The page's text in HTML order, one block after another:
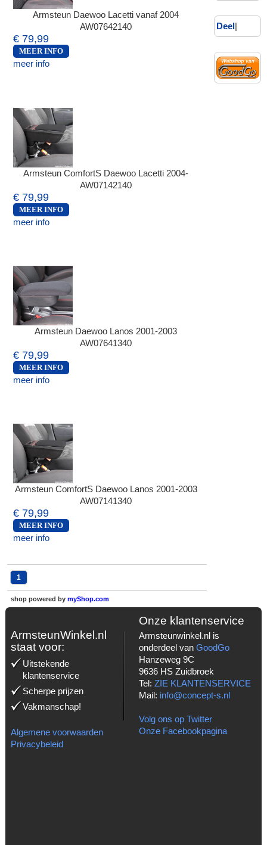
Armsteun Daewoo Lacetti vanaf 2004
AW07642140
€ 79,99
MEER INFO
meer info
Armsteun ComfortS Daewoo Lacetti 2004-
AW07142140
€ 79,99
MEER INFO
meer info
Armsteun Daewoo Lanos 2001-2003
AW07641340
€ 79,99
MEER INFO
meer info
Armsteun ComfortS Daewoo Lanos 2001-2003
AW07141340
€ 79,99
MEER INFO
meer info
1
shop powered by myShop.com
Deel|
ArmsteunWinkel.nl
staat voor:
Uitstekende
klantenservice
Scherpe prijzen
Vakmanschap!
Algemene voorwaarden
Privacybeleid
Onze klantenservice
Armsteunwinkel.nl is
onderdeel van GoodGo
Hanzeweg 9C
9636 HS Zuidbroek
Tel: ZIE KLANTENSERVICE
Mail: info@concept-s.nl
Volg ons op Twitter
Onze Facebookpagina